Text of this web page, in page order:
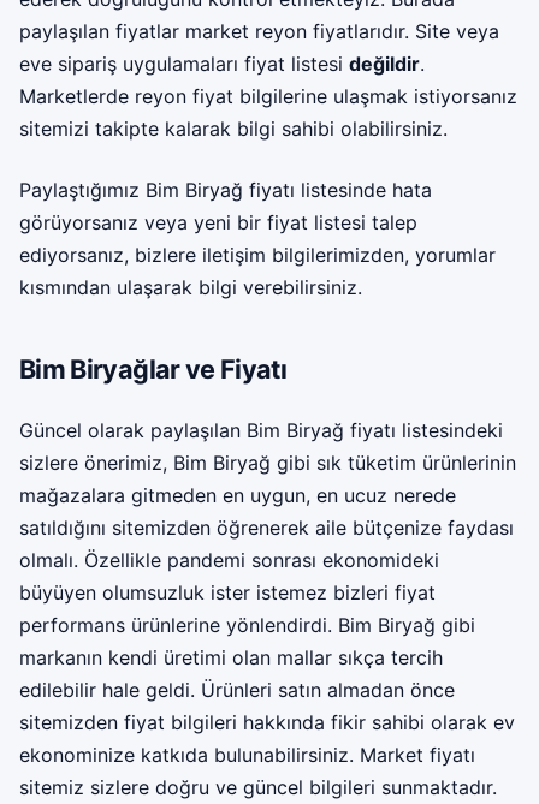
paylaşılan fiyatlar market reyon fiyatlarıdır. Site veya
eve sipariş uygulamaları fiyat listesi değildir.
Marketlerde reyon fiyat bilgilerine ulaşmak istiyorsanız
sitemizi takipte kalarak bilgi sahibi olabilirsiniz.
Paylaştığımız Bim Biryağ fiyatı listesinde hata
görüyorsanız veya yeni bir fiyat listesi talep
ediyorsanız, bizlere iletişim bilgilerimizden, yorumlar
kısmından ulaşarak bilgi verebilirsiniz.
Bim Biryağlar ve Fiyatı
Güncel olarak paylaşılan Bim Biryağ fiyatı listesindeki
sizlere önerimiz, Bim Biryağ gibi sık tüketim ürünlerinin
mağazalara gitmeden en uygun, en ucuz nerede
satıldığını sitemizden öğrenerek aile bütçenize faydası
olmalı. Özellikle pandemi sonrası ekonomideki
büyüyen olumsuzluk ister istemez bizleri fiyat
performans ürünlerine yönlendirdi. Bim Biryağ gibi
markanın kendi üretimi olan mallar sıkça tercih
edilebilir hale geldi. Ürünleri satın almadan önce
sitemizden fiyat bilgileri hakkında fikir sahibi olarak ev
ekonominize katkıda bulunabilirsiniz. Market fiyatı
sitemiz sizlere doğru ve güncel bilgileri sunmaktadır.